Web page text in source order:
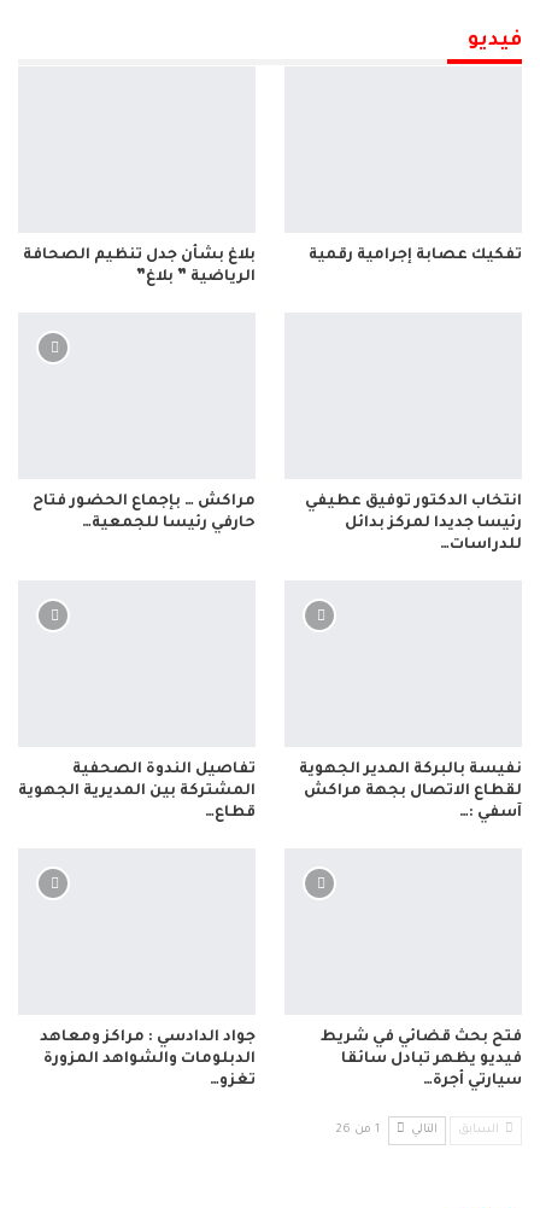
فيديو
تفكيك عصابة إجرامية رقمية
بلاغ بشأن جدل تنظيم الصحافة
الرياضية ” بلاغ”
انتخاب الدكتور توفيق عطيفي
رئيسا جديدا لمركز بدائل
للدراسات…
مراكش … بإجماع الحضور فتاح
حارفي رئيسا للجمعية…
نفيسة بالبركة المدير الجهوية
لقطاع الاتصال بجهة مراكش
آسفي :…
تفاصيل الندوة الصحفية
المشتركة بين المديرية الجهوية
قطاع…
فتح بحث قضائي في شريط
فيديو يظهر تبادل سائقا
سيارتي أجرة…
جواد الدادسي : مراكز ومعاهد
الدبلومات والشواهد المزورة
تغزو…
السابق التالي 1 من 26